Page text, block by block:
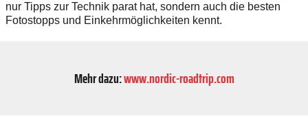
nur Tipps zur Technik parat hat, sondern auch die besten
Fotostopps und Einkehrmöglichkeiten kennt.
Mehr dazu:www.nordic-roadtrip.com